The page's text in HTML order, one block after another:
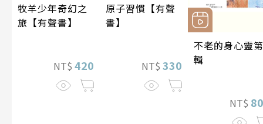
牧羊少年奇幻之
旅【有聲書】
NT$ 420
原子習慣【有聲
書】
NT$ 330
不老的身心靈
輯
NT$